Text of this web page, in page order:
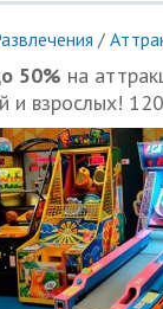
/
50% на
и взрослых!